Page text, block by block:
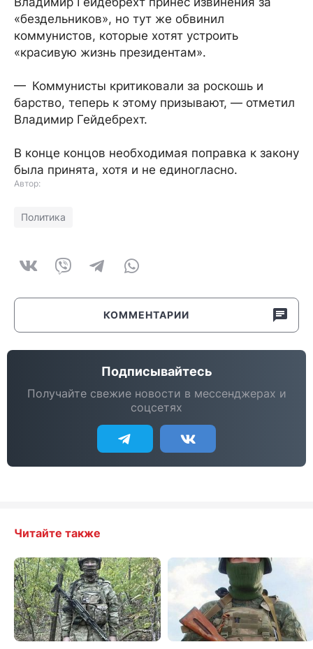
«бездельников», но тут же обвинил
коммунистов, которые хотят устроить
«красивую жизнь президентам».
— Коммунисты критиковали за роскошь и
барство, теперь к этому призывают, — отметил
Владимир Гейдебрехт.
В конце концов необходимая поправка к закону
была принята, хотя и не единогласно.
Автор:
Политика
КОММЕНТАРИИ
Подписывайтесь
Получайте свежие новости в мессенджерах и
соцсетях
Читайте также